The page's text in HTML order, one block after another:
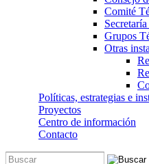
Comité
Grupos
Otras
Políticas, estrategias e
Proyectos
Centro de información
Contacto
Buscar